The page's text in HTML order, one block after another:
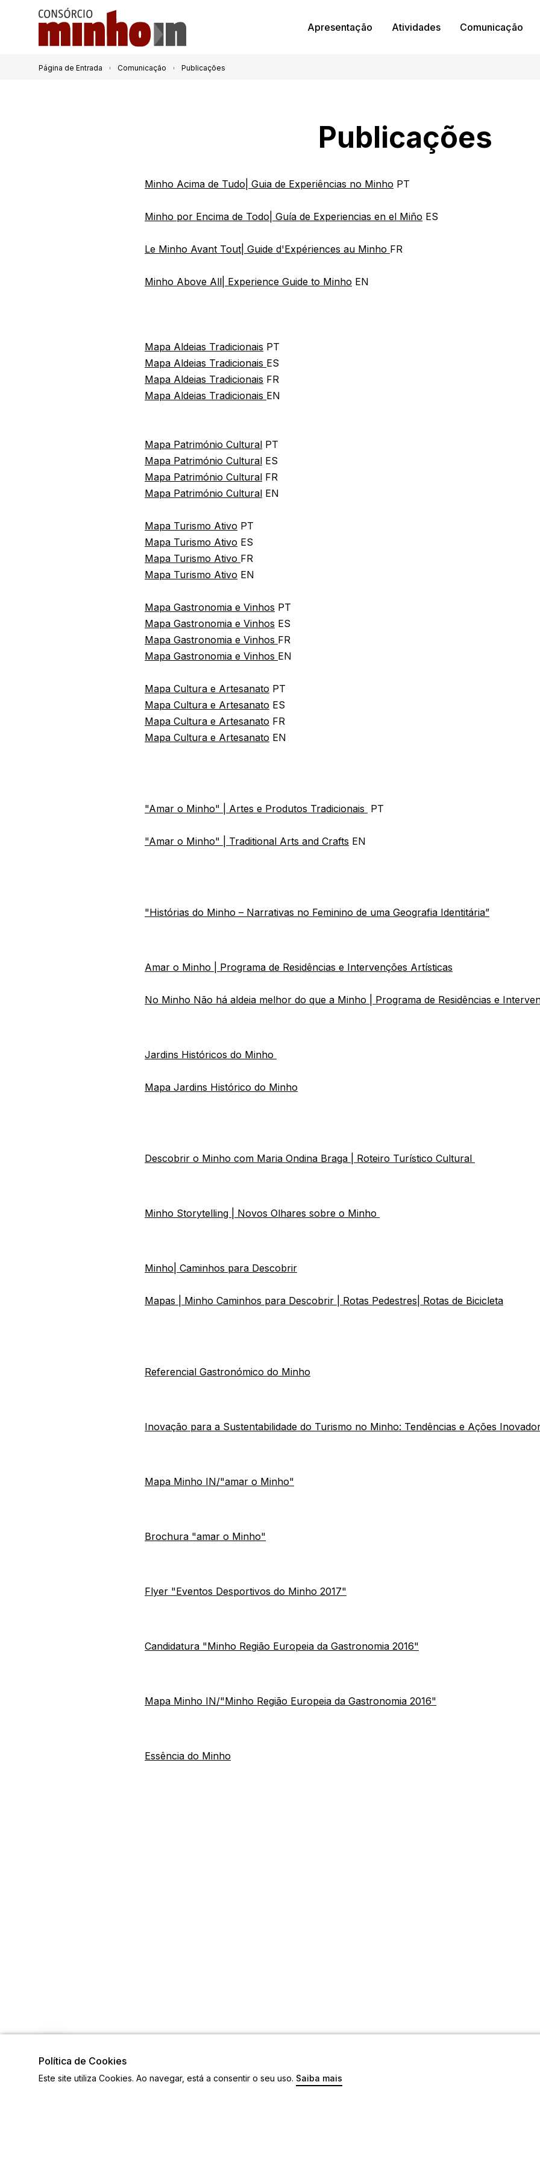
Apresentação Atividades Comunicação
Página de Entrada Comunicação Publicações
Publicações
Minho Acima de Tudo| Guia de Experiências no Minho PT
Minho por Encima de Todo| Guía de Experiencias en el Miño ES
Le Minho Avant Tout| Guide d'Expériences au Minho FR
Minho Above All| Experience Guide to Minho EN
Mapa Aldeias Tradicionais PT
Mapa Aldeias Tradicionais ES
Mapa Aldeias Tradicionais FR
Mapa Aldeias Tradicionais EN
Mapa Património Cultural PT
Mapa Património Cultural ES
Mapa Património Cultural FR
Mapa Património Cultural EN
Mapa Turismo Ativo PT
Mapa Turismo Ativo ES
Mapa Turismo Ativo FR
Mapa Turismo Ativo EN
Mapa Gastronomia e Vinhos PT
Mapa Gastronomia e Vinhos ES
Mapa Gastronomia e Vinhos FR
Mapa Gastronomia e Vinhos EN
Mapa Cultura e Artesanato PT
Mapa Cultura e Artesanato ES
Mapa Cultura e Artesanato FR
Mapa Cultura e Artesanato EN
"Amar o Minho" | Artes e Produtos Tradicionais PT
"Amar o Minho" | Traditional Arts and Crafts EN
"Histórias do Minho – Narrativas no Feminino de uma Geografia Identitária”
Amar o Minho | Programa de Residências e Intervenções Artísticas
No Minho Não há aldeia melhor do que a Minho | Programa de Residências e
Jardins Históricos do Minho
Mapa Jardins Histórico do Minho
Descobrir o Minho com Maria Ondina Braga | Roteiro Turístico Cultural
Minho Storytelling | Novos Olhares sobre o Minho
Minho| Caminhos para Descobrir
Mapas | Minho Caminhos para Descobrir | Rotas Pedestres| Rotas de Bicicleta
Referencial Gastronómico do Minho
Inovação para a Sustentabilidade do Turismo no Minho: Tendências e Ações
Mapa Minho IN/"amar o Minho"
Brochura "amar o Minho"
Flyer "Eventos Desportivos do Minho 2017"
Candidatura "Minho Região Europeia da Gastronomia 2016"
Mapa Minho IN/"Minho Região Europeia da Gastronomia 2016"
Essência do Minho
Política de Cookies
Este site utiliza Cookies. Ao navegar, está a consentir o seu uso. Saiba mais